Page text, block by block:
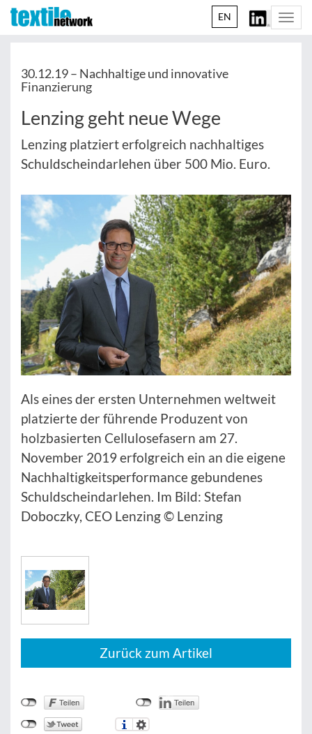
EN
30.12.19 – Nachhaltige und innovative
Finanzierung
Lenzing geht neue Wege
Lenzing platziert erfolgreich nachhaltiges
Schuldscheindarlehen über 500 Mio. Euro.
Als eines der ersten Unternehmen weltweit
platzierte der führende Produzent von
holzbasierten Cellulosefasern am 27.
November 2019 erfolgreich ein an die eigene
Nachhaltigkeitsperformance gebundenes
Schuldscheindarlehen. Im Bild: Stefan
Doboczky, CEO Lenzing © Lenzing
Zurück zum Artikel